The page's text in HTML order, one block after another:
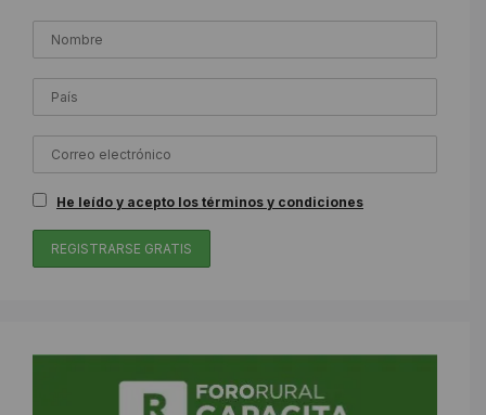
He leído y acepto los términos y condiciones